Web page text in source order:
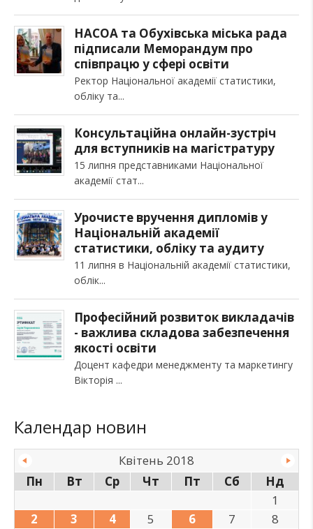
НАСОА та Обухівська міська рада
підписали Меморандум про
співпрацю у сфері освіти
Ректор Національної академії статистики,
обліку та
Консультаційна онлайн-зустріч
для вступників на магістратуру
15 липня представниками Національної
академії стат
Урочисте вручення дипломів у
Національній академії
статистики, обліку та аудиту
11 липня в Національній академії статистики,
облік
Професійний розвиток викладачів
- важлива складова забезпечення
якості освіти
Доцент кафедри менеджменту та маркетингу
Вікторія
Календар новин
Квітень 2018
Пн
Вт Ср Чт Пт Сб
Нд
1
2
3 4 5 6 7
8